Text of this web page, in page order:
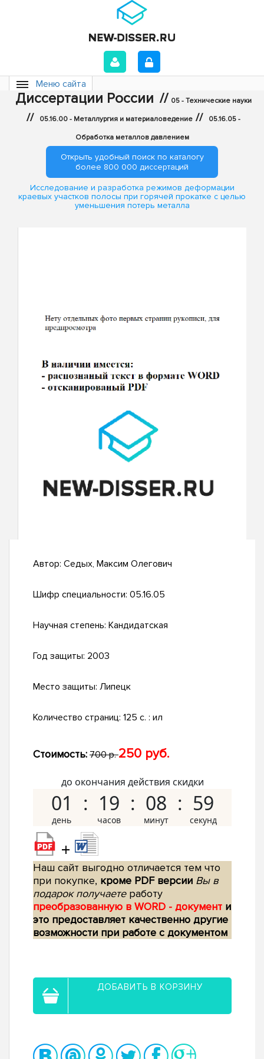
Меню сайта
Диссертации России // 05 - Технические науки
// 05.16.00 - Металлургия и материаловедение // 05.16.05 -
Обработка металлов давлением
Открыть удобный поиск по каталогу
более 800 000 диссертаций
Исследование и разработка режимов деформации
краевых участков полосы при горячей прокатке с целью
уменьшения потерь металла
Автор: Седых, Максим Олегович
Шифр специальности: 05.16.05
Научная степень: Кандидатская
Год защиты: 2003
Место защиты: Липецк
Количество страниц: 125 с. : ил
Стоимость: 700 р.250 руб.
до окончания действия скидки
01 19 08 58
+
Наш сайт выгодно отличается тем что
при покупке, кроме PDF версии Вы в
подарок получаетеработу
преобразованную в WORD - документ и
это предоставляет качественно другие
возможности при работе с документом
ДОБАВИТЬ В КОРЗИНУ